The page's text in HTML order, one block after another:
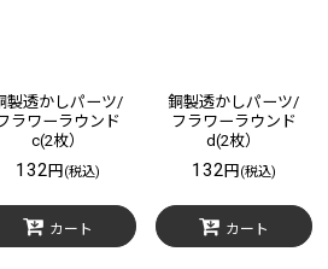
製透かしパーツ/
ラワーラウンド
c(2枚）
132 円 (税込)
カート
銅製透かしパーツ/
フラワーラウンド
d(2枚）
132 円 (税込)
カート